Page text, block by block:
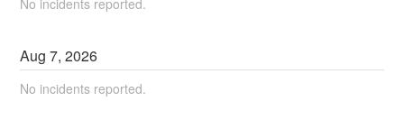
No incidents reported.
Aug7,2026
No incidents reported.